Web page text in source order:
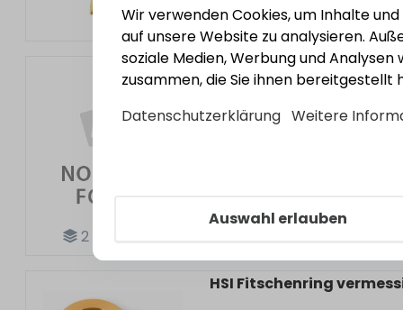
2Varianten
HSI Stockhaken 110mm
HSI Fitschenring
Wir verwenden Cookies, um Inhalte
auf unsere Website zu analysieren.
soziale Medien, Werbung und
zusammen, die Sie ihnen
Datenschutzerklärung Weitere
Auswahl erlauben